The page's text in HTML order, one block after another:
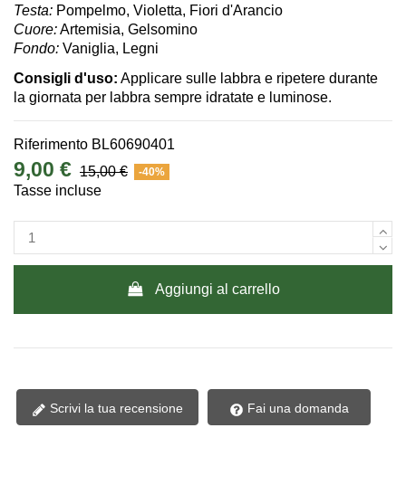
Testa: Pompelmo, Violetta, Fiori d'Arancio
Cuore:Artemisia, Gelsomino
Fondo: Vaniglia, Legni
Consigli d'uso: Applicare sulle labbra e ripetere durante
la giornata per labbra sempre idratate e luminose.
Riferimento BL60690401
9,00 € 15,00 € -40%
Tasse incluse
Aggiungi al carrello
Scrivi la tua recensione Fai una domanda